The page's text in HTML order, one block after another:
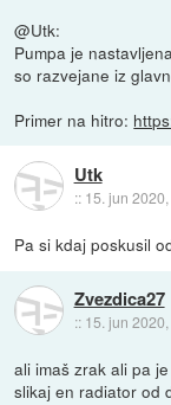
@Utk:
Pumpa je
so razvejane iz
Primer na hitro:
Utk
:: 15. jun
Pa si kdaj poskusil
Zvezdica27
:: 15. jun
ali imaš zrak ali pa
slikaj en radiator od